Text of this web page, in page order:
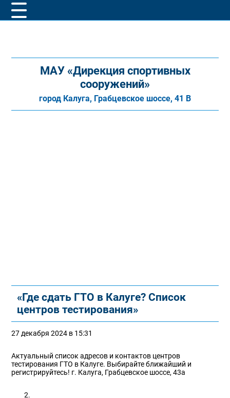
МАУ «Дирекция спортивных
сооружений»
город Калуга, Грабцевское шоссе, 41 В
«Где сдать ГТО в Калуге? Список
центров тестирования»
27 декабря 2024 в 15:31
Актуальный список адресов и контактов центров
тестирования ГТО в Калуге. Выбирайте ближайший и
регистрируйтесь! г. Калуга, Грабцевское шоссе, 43а